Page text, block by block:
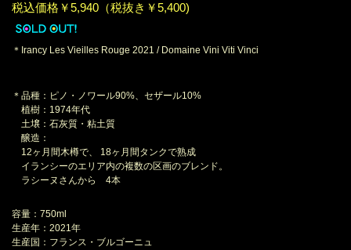
税込価格￥5,940（税抜き￥5,400)
＊Irancy Les Vieilles Rouge 2021 / Domaine Vini Viti Vinci
＊品種：ピノ・ノワール90%、セザール10%
植樹：1974年代
土壌：石灰質・粘土質
醸造：
12ヶ月間木樽で、 18ヶ月間タンクで熟成
イランシーのエリア内の複数の区画のブレンド。
ラシーヌさんから 4本
容量：750ml
生産年：2021年
生産国：フランス・ブルゴーニュ